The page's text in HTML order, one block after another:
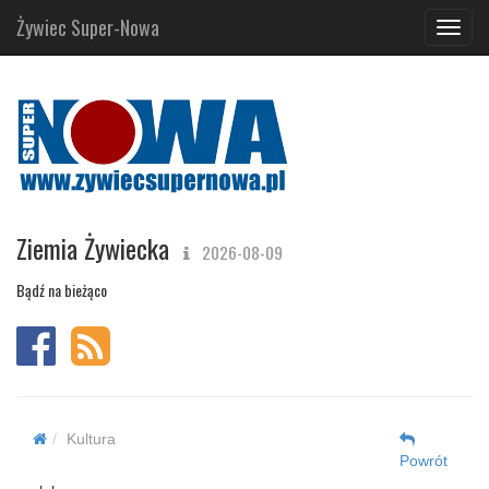
Żywiec Super-Nowa
Ziemia Żywiecka 2026-08-09
Bądź na bieżąco
Kultura
Powrót